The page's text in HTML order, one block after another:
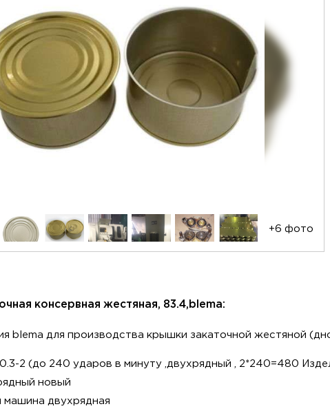
+6 фото
консервная жестяная, 83.4,blema:
blema для производства крышки закаточной жестяной
2 (до 240 ударов в минуту ,двухрядный , 2*240=480
новый
машина двухрядная